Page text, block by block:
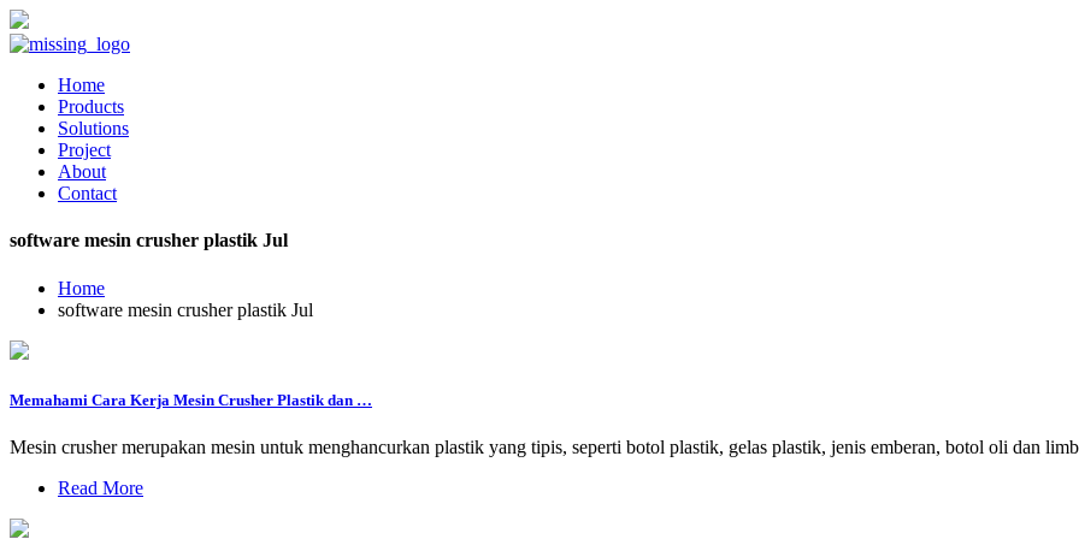
Home
Products
Solutions
Project
About
Contact
software mesin crusher plastik Jul
Home
software mesin crusher plastik Jul
Memahami Cara Kerja Mesin Crusher Plastik dan …
Mesin crusher merupakan mesin untuk menghancurkan plastik yang tipis, seperti botol plastik, gelas plastik, jenis emberan, botol oli dan
Read More